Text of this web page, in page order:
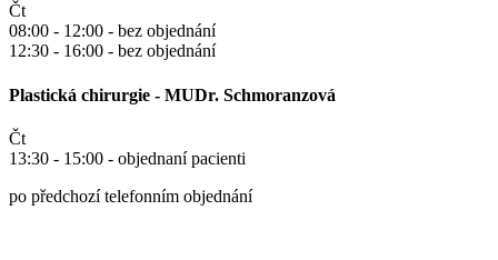
Čt
08:00 - 12:00 - bez objednání
12:30 - 16:00 - bez objednání
Plastická chirurgie - MUDr. Schmoranzová
Čt
13:30 - 15:00 - objednaní pacienti
po předchozí telefonním objednání